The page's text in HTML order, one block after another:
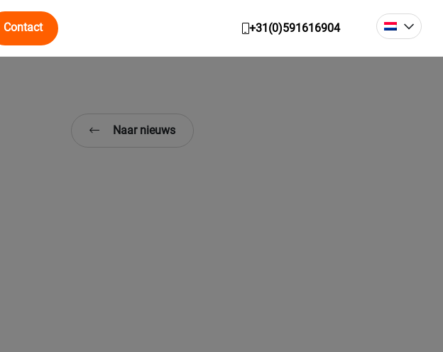
Contact +31(0)591616904
Naar nieuws